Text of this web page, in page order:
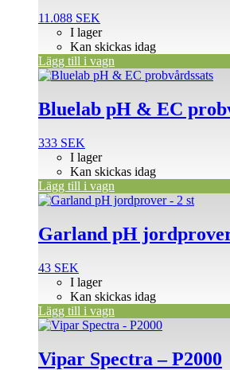
11.088 SEK
I lager
Kan skickas idag
Lägg till i vagn
Bluelab pH & EC
333 SEK
I lager
Kan skickas idag
Lägg till i vagn
Garland pH
43 SEK
I lager
Kan skickas idag
Lägg till i vagn
Vipar Spectra – P2000